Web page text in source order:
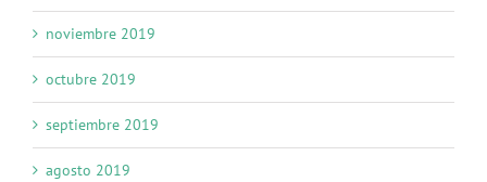
noviembre 2019
octubre 2019
septiembre 2019
agosto 2019